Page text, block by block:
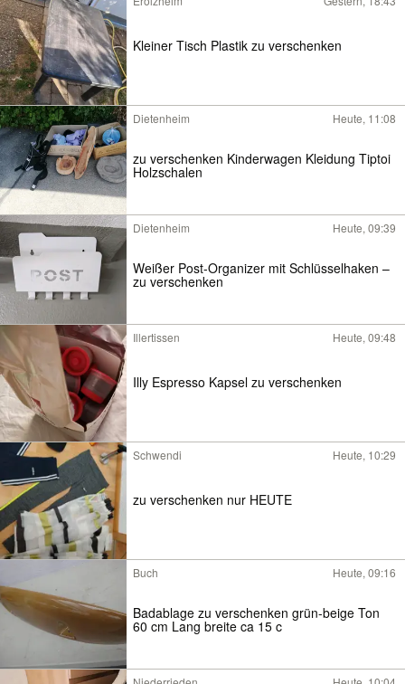
Kleiner Tisch Plastik zu verschenken
Dietenheim Heute, 11:08
zu verschenken Kinderwagen Kleidung Tiptoi
Holzschalen
Dietenheim Heute, 09:39
Weißer Post-Organizer mit Schlüsselhaken –
zu verschenken
Illertissen Heute, 09:48
Illy Espresso Kapsel zu verschenken
Schwendi Heute, 10:29
zu verschenken nur HEUTE
Buch Heute, 09:16
Badablage zu verschenken grün-beige Ton
60 cm Lang breite ca 15 c